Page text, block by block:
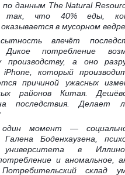
данным The Natural
так, что 40% еды,
в мусорном
влечёт
потребление
производству, а оно
iPhone, который
причиной ужасных
районов Китая.
последствия. Делает
момент — социально-
Галена Боденхаузена,
университета в
и аномальное,
Потребительский склад